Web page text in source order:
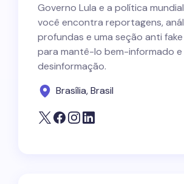
Governo Lula e a política
você encontra reportagens,
profundas e uma seção anti
para mantê-lo bem-informado e
desinformação.
Brasília, Brasil